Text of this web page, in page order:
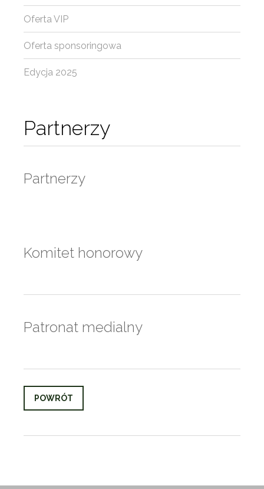
Partnerzy
Partnerzy
Komitet honorowy
Patronat medialny
POWRÓT
Oferta VIP
Oferta sponsoringowa
Edycja 2025